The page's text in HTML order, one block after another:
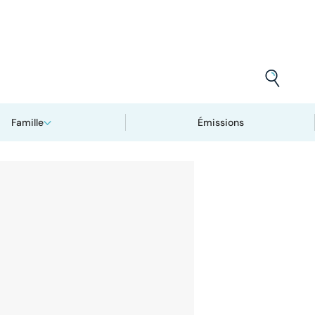
Famille Émissions